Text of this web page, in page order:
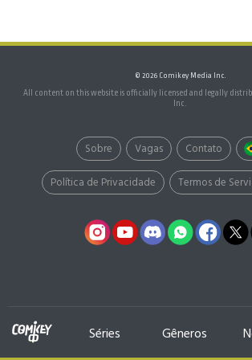
Séries Gêneros
© 2026 Comikey Media Inc.
All content on this website is officially licensed and legally
Inc.
Sobre
Vagas
Política de Privacidade
Termos de
Contato